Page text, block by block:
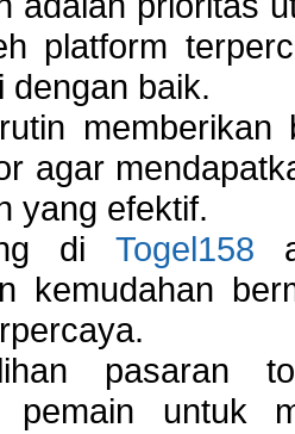
platform
dengan baik.
agar
yang efektif.
di Togel158
kemudahan
pasaran
pemain untuk